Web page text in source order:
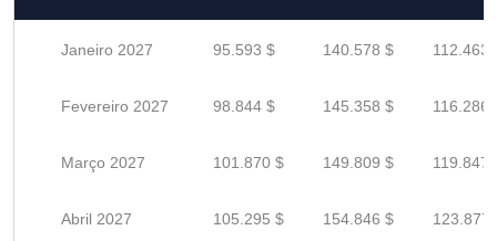
Janeiro 2027 95.593 $ 140.578 $ 112.463
Fevereiro 2027 98.844 $ 145.358 $ 116.286
Março 2027 101.870 $ 149.809 $ 119.847
Abril 2027 105.295 $ 154.846 $ 123.877